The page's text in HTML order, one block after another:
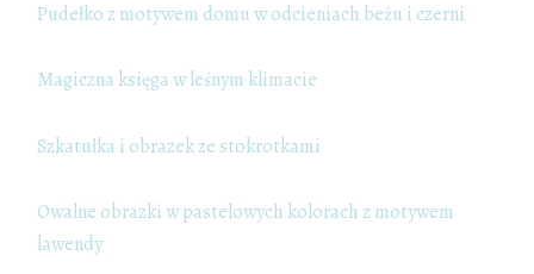
Pudełko z motywem domu w odcieniach beżu i czerni
Magiczna księga w leśnym klimacie
Szkatułka i obrazek ze stokrotkami
Owalne obrazki w pastelowych kolorach z motywem
lawendy